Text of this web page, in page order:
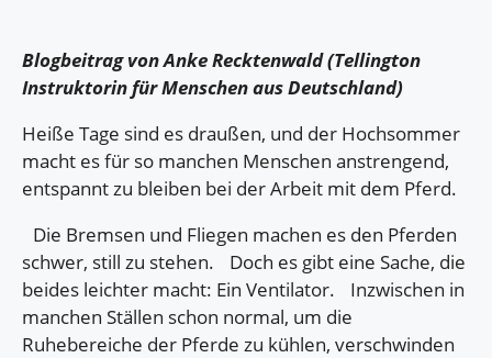
Blogbeitrag von Anke Recktenwald (Tellington
Instruktorin für Menschen aus Deutschland)
Heiße Tage sind es draußen, und der Hochsommer
macht es für so manchen Menschen anstrengend,
entspannt zu bleiben bei der Arbeit mit dem Pferd.
Die Bremsen und Fliegen machen es den Pferden
schwer, still zu stehen. Doch es gibt eine Sache, die
beides leichter macht: Ein Ventilator. Inzwischen in
manchen Ställen schon normal, um die
Ruhebereiche der Pferde zu kühlen, verschwinden